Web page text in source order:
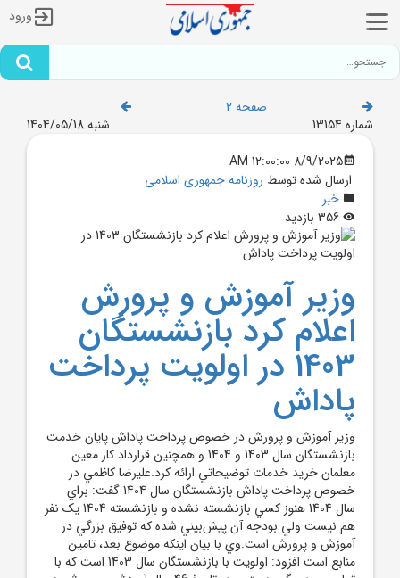
ورود
صفحه 2
شماره 13154
شنبه 1404/05/18
8/9/2025 12:00:00 AM
ارسال شده توسط روزنامه جمهوری اسلامی
خبر
وزير آموزش و پرورش
اعلام کرد بازنشستگان
1403 در اولويت پرداخت
پاداش
وزير آموزش و پرورش در خصوص پرداخت پاداش پايان خدمت
بازنشستگان سال 1403 و 1404 و همچنين قرارداد کار معين
معلمان خريد خدمات توضيحاتي ارائه کرد.عليرضا کاظمي در
خصوص پرداخت پاداش بازنشستگان سال 1404 گفت: براي
سال 1404 هنوز کسي بازنشسته نشده و بازنشسته 1404 يک نفر
هم نيست ولي بودجه آن پيش‌بيني شده که توفيق بزرگي در
آموزش و پرورش است.وي با بيان اينکه موضوع بعد، تامين
منابع است افزود: اولويت با بازنشستگان سال 1403 است که با